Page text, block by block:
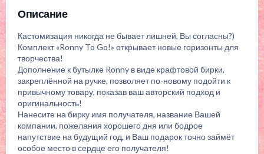
Описание
Кастомизация никогда не бывает лишней, Вы согласны?)
Комплект «Ronny To Go!» открывает новые горизонты для
творчества!
Дополнение к бутылке Ronny в виде крафтовой бирки,
закреплённой на ручке, позволяет по-новому подойти к
привычному товару, показав ваш авторский подход и
оригинальность!
Нанесите на бирку имя получателя, название Вашей
компании, пожелания хорошего дня или бодрое
напутствие на будущий год, и Ваш подарок точно займёт
особое место в сердце его получателя!